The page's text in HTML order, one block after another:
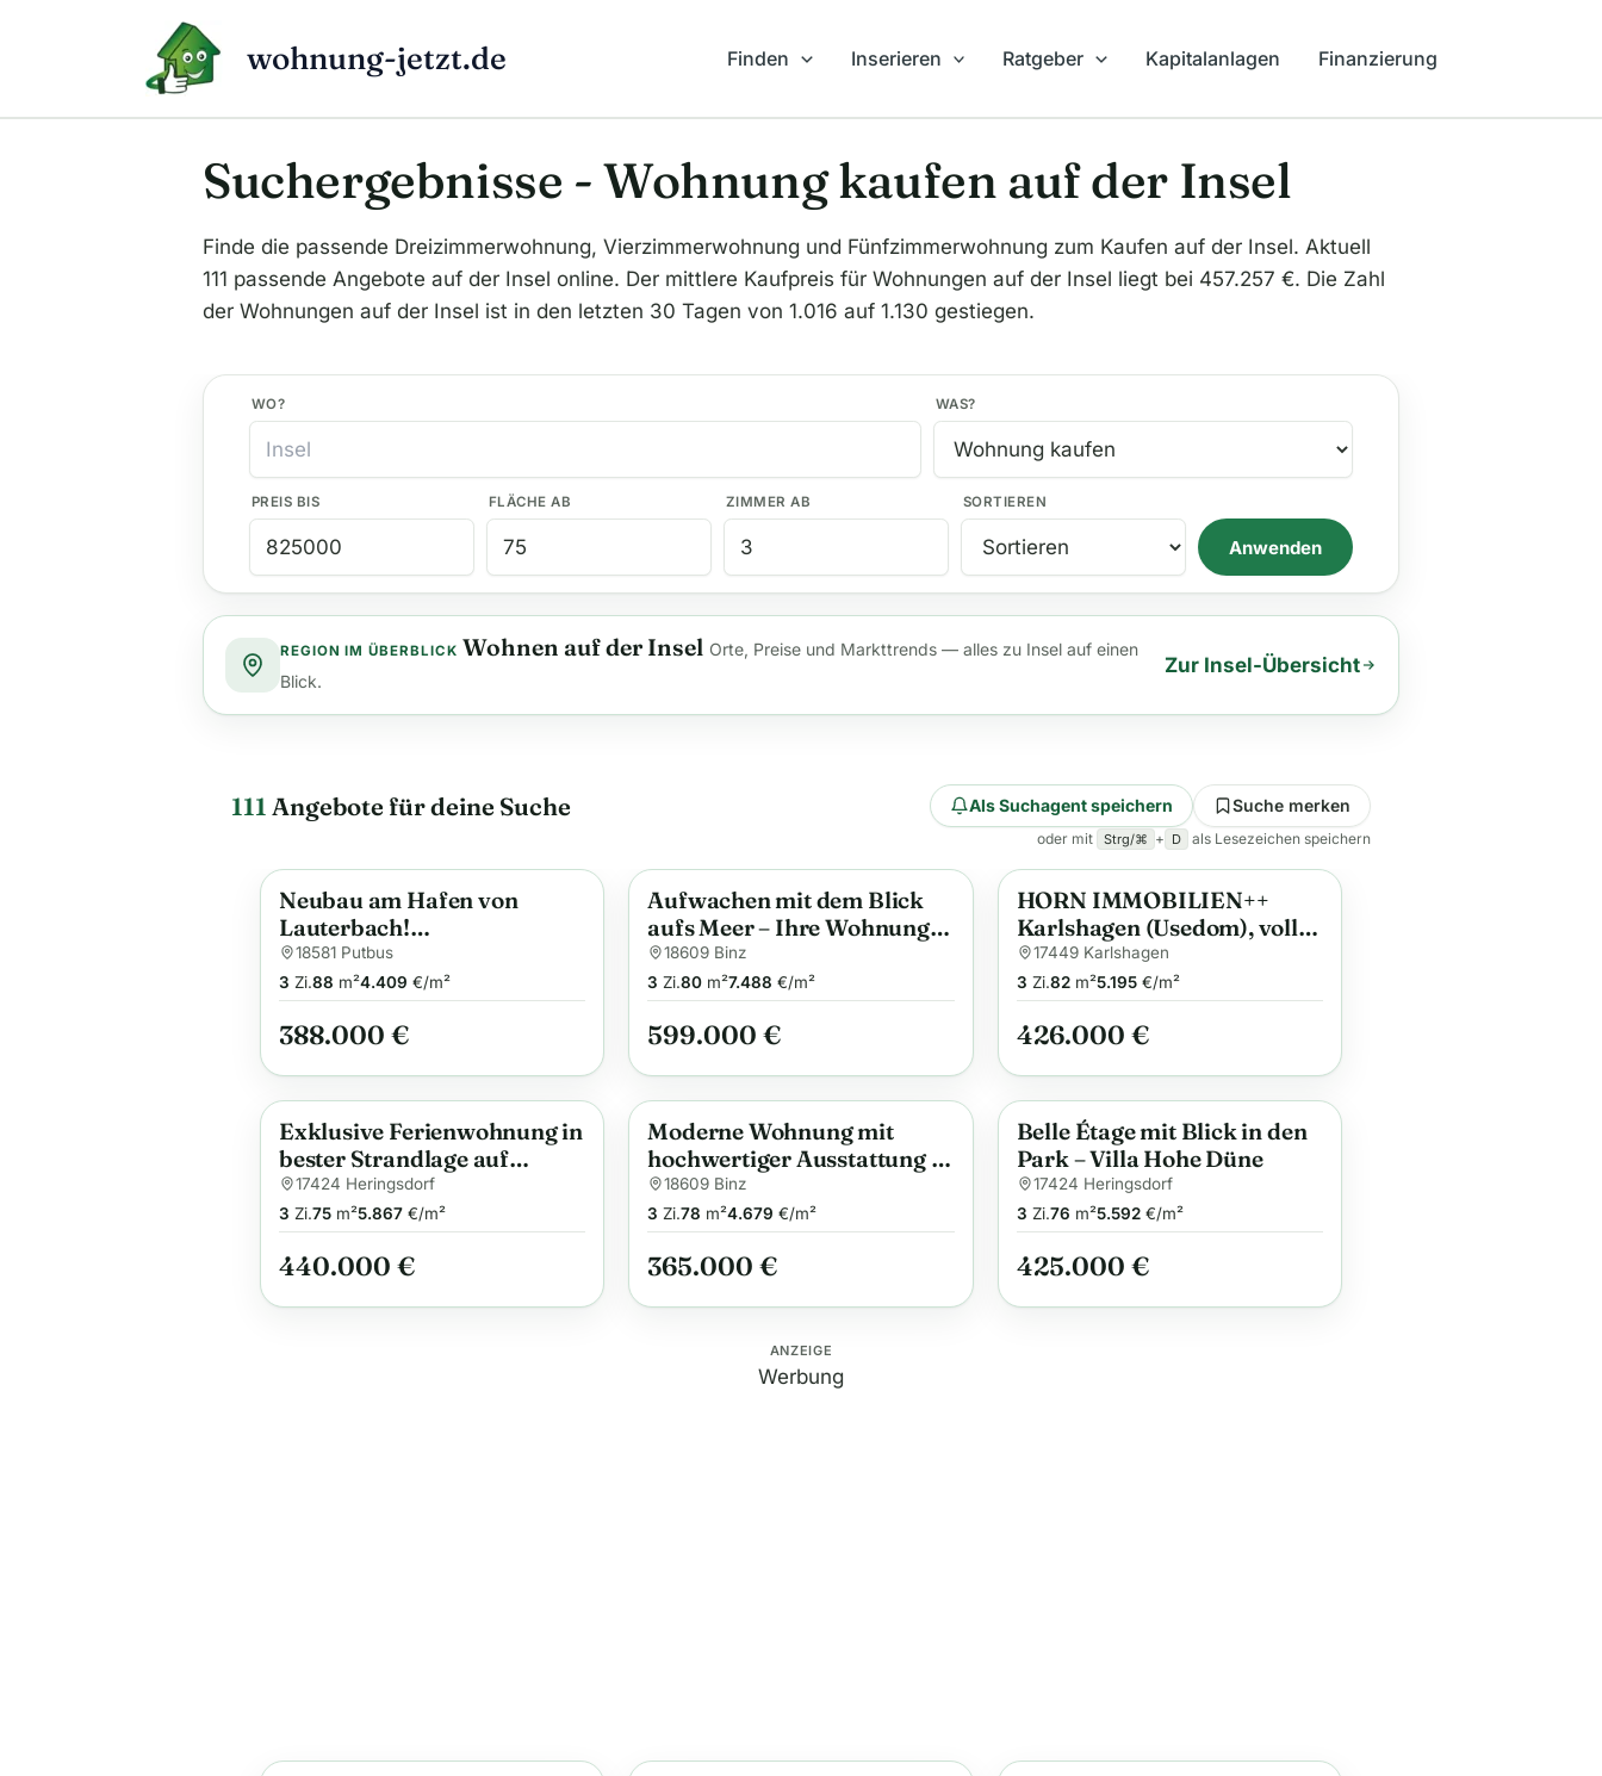
wohnung-jetzt.de Finden Inserieren Ratgeber Kapitalanlagen Finanzierung
Suchergebnisse - Wohnung kaufen auf der Insel
Finde die passende Dreizimmerwohnung, Vierzimmerwohnung und Fünfzimmerwohnung zum Kaufen auf der Insel. Aktuell
111 passende Angebote auf der Insel online. Der mittlere Kaufpreis für Wohnungen auf der Insel liegt bei 457.257 €. Die Zahl
der Wohnungen auf der Insel ist in den letzten 30 Tagen von 1.016 auf 1.130 gestiegen.
WO? WAS?
PREIS BIS FLÄCHE AB ZIMMER AB SORTIEREN
Anwenden
REGION IM ÜBERBLICK Wohnen auf der Insel Orte, Preise und Markttrends — alles zu Insel auf einen
Blick.
Zur Insel-Übersicht
111 Angebote für deine Suche Als Suchagent speichern Suche merken
oder mit Strg/⌘ + D als Lesezeichen speichern
Anzeige
Neubau am Hafen von
Lauterbach!
Eigentumswohnung mit
82,00m² Wohnfläche und
Stellplatz!
18581 Putbus
3 Zi.88 m²4.409 €/m²
388.000 €
Anzeige
Aufwachen mit dem Blick
aufs Meer – Ihre Wohnung
in Prora wartet auf Sie
18609 Binz
3 Zi.80 m²7.488 €/m²
599.000 €
Anzeige
HORN IMMOBILIEN++
Karlshagen (Usedom), voll
ausgestattete 3-Raum
Ferienwohnung, mit
Parkplatz+Balkon
17449 Karlshagen
3 Zi.82m²5.195€/m²
426.000 €
Anzeige
Exklusive Ferienwohnung in
bester Strandlage auf
Usedom
17424 Heringsdorf
3 Zi.75 m²5.867 €/m²
440.000 €
Anzeige
Moderne Wohnung mit
hochwertiger Ausstattung in
der ersten Reihe zum
Ostseestrand
18609 Binz
3 Zi.78 m²4.679 €/m²
365.000 €
Anzeige
Belle Étage mit Blick in den
Park – Villa Hohe Düne
17424 Heringsdorf
3 Zi.76 m²5.592€/m²
425.000 €
ANZEIGE
Werbung